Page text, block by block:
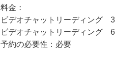
料金：
ビデオチャットリーディング
ビデオチャットリーディング
予約の必要性：必要